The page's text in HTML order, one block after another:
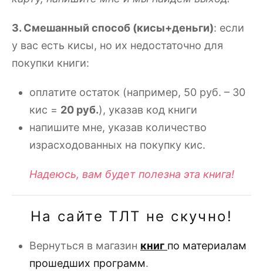
3. Смешанный способ (кисы+деньги): если
у вас есть кисы, но их недостаточно для
покупки книги:
оплатите остаток (например, 50 руб. – 30
кис = 20 руб.), указав код книги
напишите мне, указав количество
израсходованных на покупку кис.
Надеюсь, вам будет полезна эта книга!
На сайте ТЛТ не скучно!
Вернуться в магазин книг по материалам
прошедших программ.